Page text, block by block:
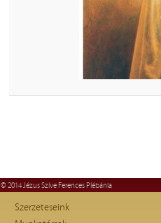
© 2014 Jézus Szíve Ferences Plébánia
Szerzeteseink